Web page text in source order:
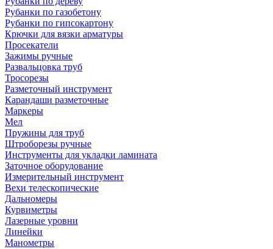
Рубанки по газобетону
Рубанки по гипсокартону
Крючки для вязки арматуры
Просекатели
Зажимы ручные
Развальцовка труб
Тросорезы
Разметочный инструмент
Карандаши разметочные
Маркеры
Мел
Пружины для труб
Штроборезы ручные
Инструменты для укладки ламината
Заточное оборудование
Измерительный инструмент
Вехи телескопические
Дальномеры
Курвиметры
Лазерные уровни
Линейки
Манометры